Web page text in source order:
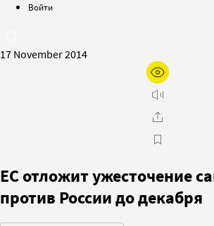
Войти
17 November 2014
ЕС отложит ужесточение
против России до декабря